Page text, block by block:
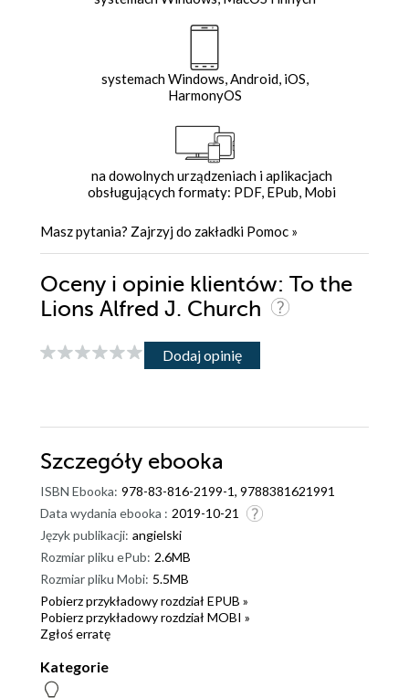
systemach Windows, Android, iOS,
HarmonyOS
na dowolnych urządzeniach i aplikacjach
obsługujących formaty: PDF, EPub, Mobi
Masz pytania? Zajrzyj do zakładki Pomoc »
Oceny i opinie klientów: To the
Lions Alfred J. Church
Dodaj opinię
Szczegóły ebooka
ISBN Ebooka: 978-83-816-2199-1, 9788381621991
Data wydania ebooka : 2019-10-21
Język publikacji: angielski
Rozmiar pliku ePub: 2.6MB
Rozmiar pliku Mobi: 5.5MB
Pobierz przykładowy rozdział EPUB »
Pobierz przykładowy rozdział MOBI »
Zgłoś erratę
Kategorie